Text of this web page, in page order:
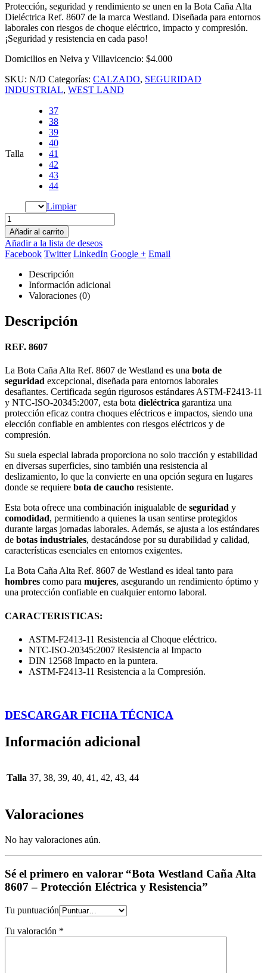
Protección, seguridad y rendimiento se unen en la Bota Caña Alta
Dieléctrica Ref. 8607 de la marca Westland. Diseñada para entornos
laborales con riesgos de choque eléctrico, impacto y compresión.
¡Seguridad y resistencia en cada paso!
Domicilios en Neiva y Villavicencio: $4.000
SKU: N/D Categorías: CALZADO, SEGURIDAD
INDUSTRIAL, WEST LAND
Talla
37
38
39
40
41
42
43
44
Limpiar
Añadir al carrito
Añadir a la lista de deseos
Facebook Twitter LinkedIn Google + Email
Descripción
Información adicional
Valoraciones (0)
Descripción
REF. 8607
La Bota Caña Alta Ref. 8607 de Westland es una bota de
seguridad excepcional, diseñada para entornos laborales
desafiantes. Certificada según rigurosos estándares ASTM-F2413-11
y NTC-ISO-20345:2007, esta bota dieléctrica garantiza una
protección eficaz contra choques eléctricos e impactos, siendo una
elección confiable en ambientes con riesgos eléctricos y de
compresión.
Su suela especial labrada proporciona no solo tracción y estabilidad
en diversas superficies, sino también una resistencia al
deslizamiento, lo que la convierte en una opción segura en lugares
donde se requiere bota de caucho resistente.
Esta bota ofrece una combinación inigualable de seguridad y
comodidad, permitiendo a quienes la usan sentirse protegidos
durante largas jornadas laborales. Además, se ajusta a los estándares
de botas industriales, destacándose por su durabilidad y calidad,
características esenciales en entornos exigentes.
La Bota Caña Alta Ref. 8607 de Westland es ideal tanto para
hombres como para mujeres, asegurando un rendimiento óptimo y
una protección confiable en cualquier entorno laboral.
CARACTERISTICAS:
ASTM-F2413-11 Resistencia al Choque eléctrico.
NTC-ISO-20345:2007 Resistencia al Impacto
DIN 12568 Impacto en la puntera.
ASTM-F2413-11 Resistencia a la Compresión.
DESCARGAR FICHA TÉCNICA
Información adicional
Talla 37, 38, 39, 40, 41, 42, 43, 44
Valoraciones
No hay valoraciones aún.
Sé el primero en valorar “Bota Westland Caña Alta
8607 – Protección Eléctrica y Resistencia”
Tu puntuación
Tu valoración *